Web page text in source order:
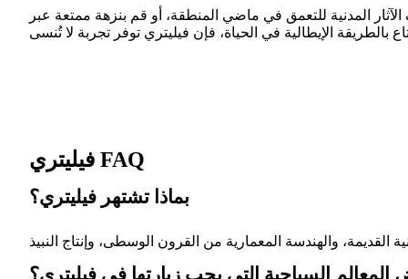
المدنية للتعمق في ماضي المنطقة، أو قم بنزهة ممتعة عبر
فيليتري FAQ
بماذا تشتهر فيليتري؟
السياحية التي يجب زيارتها في فيليتري؟